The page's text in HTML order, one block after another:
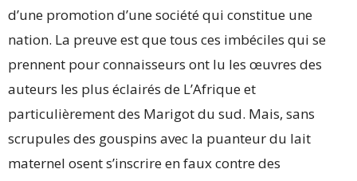
d’une promotion d’une société qui constitue une
nation. La preuve est que tous ces imbéciles qui se
prennent pour connaisseurs ont lu les œuvres des
auteurs les plus éclairés de L’Afrique et
particulièrement des Marigot du sud. Mais, sans
scrupules des gouspins avec la puanteur du lait
maternel osent s’inscrire en faux contre des